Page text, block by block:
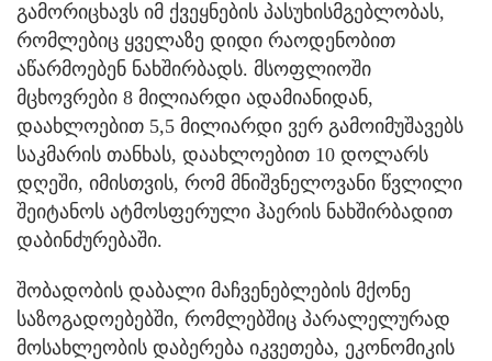
გამორიცხავს იმ ქვეყნების პასუხისმგებლობას,
რომლებიც ყველაზე დიდი რაოდენობით
აწარმოებენ ნახშირბადს. მსოფლიოში
მცხოვრები 8 მილიარდი ადამიანიდან,
დაახლოებით 5,5 მილიარდი ვერ გამოიმუშავებს
საკმარის თანხას, დაახლოებით 10 დოლარს
დღეში, იმისთვის, რომ მნიშვნელოვანი წვლილი
შეიტანოს ატმოსფერული ჰაერის ნახშირბადით
დაბინძურებაში.
შობადობის დაბალი მაჩვენებლების მქონე
საზოგადოებებში, რომლებშიც პარალელურად
მოსახლეობის დაბერება იკვეთება, ეკონომიკის